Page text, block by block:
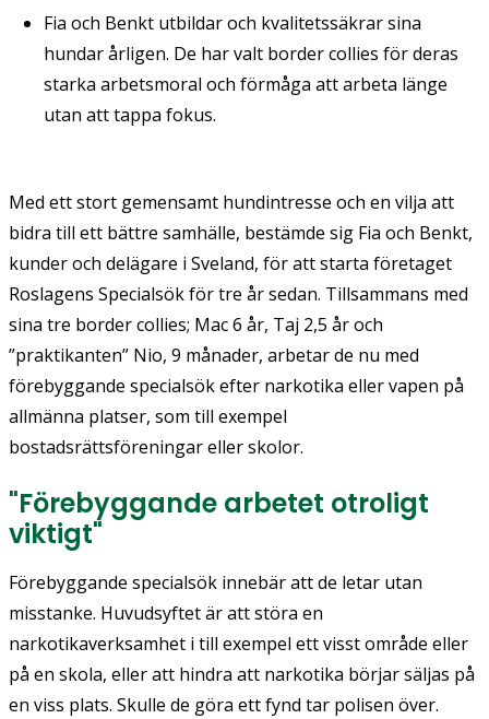
Fia och Benkt utbildar och kvalitetssäkrar sina
hundar årligen. De har valt border collies för deras
starka arbetsmoral och förmåga att arbeta länge
utan att tappa fokus.
Med ett stort gemensamt hundintresse och en vilja att
bidra till ett bättre samhälle, bestämde sig Fia och Benkt,
kunder och delägare i Sveland, för att starta företaget
Roslagens Specialsök för tre år sedan. Tillsammans med
sina tre border collies; Mac 6 år, Taj 2,5 år och
”praktikanten” Nio, 9 månader, arbetar de nu med
förebyggande specialsök efter narkotika eller vapen på
allmänna platser, som till exempel
bostadsrättsföreningar eller skolor.
"Förebyggande arbetet otroligt
viktigt"
Förebyggande specialsök innebär att de letar utan
misstanke. Huvudsyftet är att störa en
narkotikaverksamhet i till exempel ett visst område eller
på en skola, eller att hindra att narkotika börjar säljas på
en viss plats. Skulle de göra ett fynd tar polisen över.